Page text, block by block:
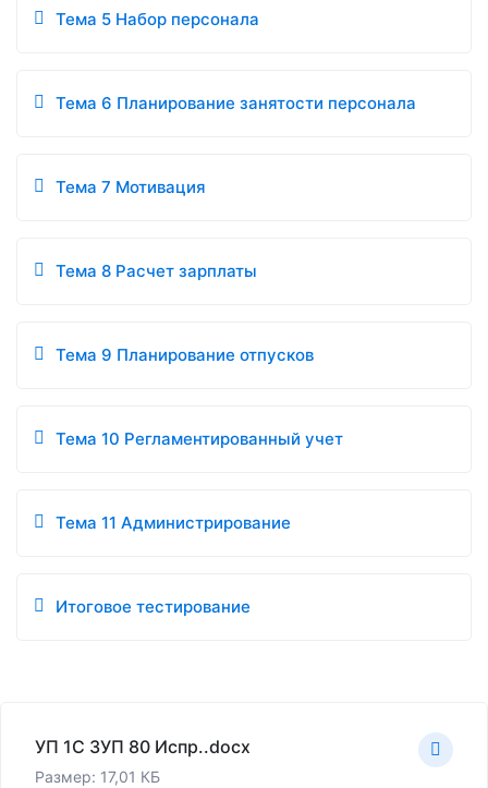
Тема 5 Набор персонала
Тема 6 Планирование занятости персонала
Тема 7 Мотивация
Тема 8 Расчет зарплаты
Тема 9 Планирование отпусков
Тема 10 Регламентированный учет
Тема 11 Администрирование
Итоговое тестирование
УП 1С ЗУП 80 Испр..docx
Размер: 17,01 КБ